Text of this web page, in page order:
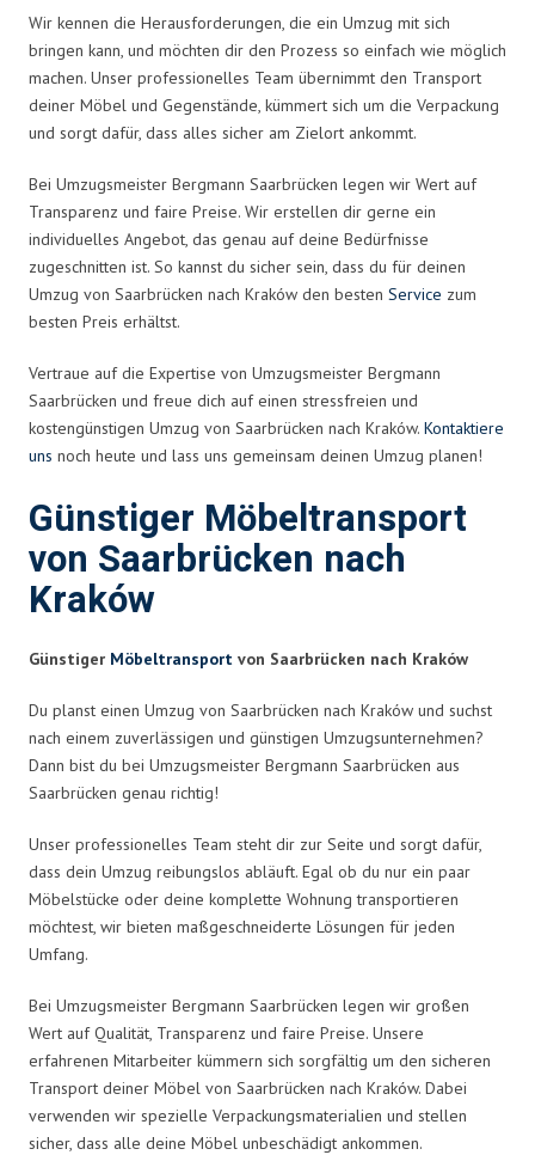
Wir kennen die Herausforderungen, die ein Umzug mit sich
bringen kann, und möchten dir den Prozess so einfach wie möglich
machen. Unser professionelles Team übernimmt den Transport
deiner Möbel und Gegenstände, kümmert sich um die Verpackung
und sorgt dafür, dass alles sicher am Zielort ankommt.
Bei Umzugsmeister Bergmann Saarbrücken legen wir Wert auf
Transparenz und faire Preise. Wir erstellen dir gerne ein
individuelles Angebot, das genau auf deine Bedürfnisse
zugeschnitten ist. So kannst du sicher sein, dass du für deinen
Umzug von Saarbrücken nach Kraków den besten Service zum
besten Preis erhältst.
Vertraue auf die Expertise von Umzugsmeister Bergmann
Saarbrücken und freue dich auf einen stressfreien und
kostengünstigen Umzug von Saarbrücken nach Kraków. Kontaktiere
uns noch heute und lass uns gemeinsam deinen Umzug planen!
Günstiger Möbeltransport
von Saarbrücken nach
Kraków
Günstiger Möbeltransport von Saarbrücken nach Kraków
Du planst einen Umzug von Saarbrücken nach Kraków und suchst
nach einem zuverlässigen und günstigen Umzugsunternehmen?
Dann bist du bei Umzugsmeister Bergmann Saarbrücken aus
Saarbrücken genau richtig!
Unser professionelles Team steht dir zur Seite und sorgt dafür,
dass dein Umzug reibungslos abläuft. Egal ob du nur ein paar
Möbelstücke oder deine komplette Wohnung transportieren
möchtest, wir bieten maßgeschneiderte Lösungen für jeden
Umfang.
Bei Umzugsmeister Bergmann Saarbrücken legen wir großen
Wert auf Qualität, Transparenz und faire Preise. Unsere
erfahrenen Mitarbeiter kümmern sich sorgfältig um den sicheren
Transport deiner Möbel von Saarbrücken nach Kraków. Dabei
verwenden wir spezielle Verpackungsmaterialien und stellen
sicher, dass alle deine Möbel unbeschädigt ankommen.